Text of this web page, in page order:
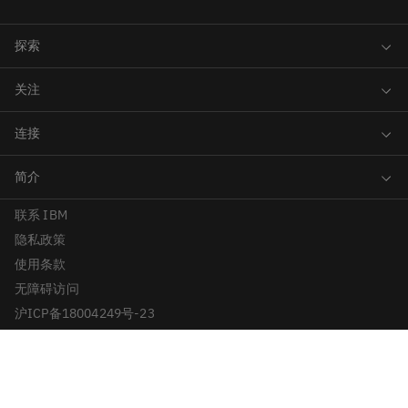
联系 IBM
隐私政策
使用条款
无障碍访问
沪ICP备18004249号-23